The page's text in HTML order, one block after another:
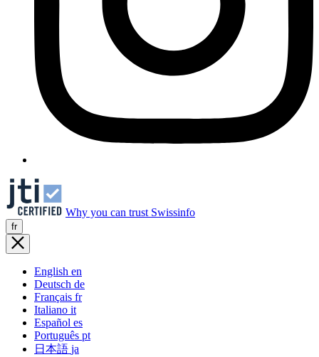
Why you can trust Swissinfo
fr
English en
Deutsch de
Français fr
Italiano it
Español es
Português pt
日本語 ja